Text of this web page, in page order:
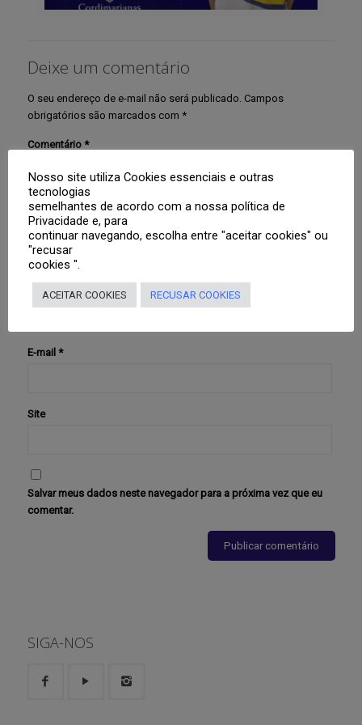
Deixe um comentário
O seu endereço de e-mail não será publicado. Campos
obrigatórios são marcados com *
Comentário *
Nome*
E-mail *
Site
Salvar meus dados neste navegador para a próxima vez que eu
comentar.
SIGA-NOS
Nosso site utiliza Cookies essenciais e outras
tecnologias
semelhantes de acordo com a nossa política de
Privacidade e, para
continuar navegando, escolha entre "aceitar cookies" ou
"recusar
cookies ".
ACEITAR COOKIES RECUSAR COOKIES